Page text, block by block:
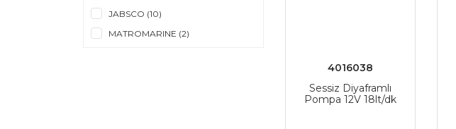
JABSCO (10)
MATROMARINE (2)
4016038
Sessiz Diyaframlı
Pompa 12V 18lt/dk